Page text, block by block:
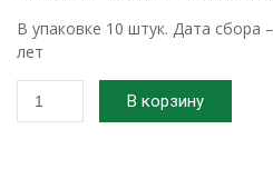
В упаковке 10 штук. Дата сбора
лет
Количество
товара
В корзину